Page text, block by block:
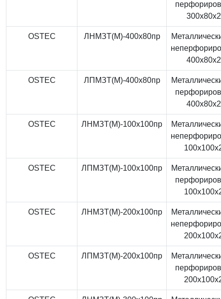
OSTEC ЛНМЗТ(М)-400x80пр
OSTEC ЛПМЗТ(М)-400x80пр
OSTEC ЛНМЗТ(М)-100x100пр
OSTEC ЛПМЗТ(М)-100x100пр
OSTEC ЛНМЗТ(М)-200x100пр
OSTEC ЛПМЗТ(М)-200x100пр